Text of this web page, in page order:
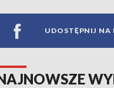
UDOSTĘPNIJ NA